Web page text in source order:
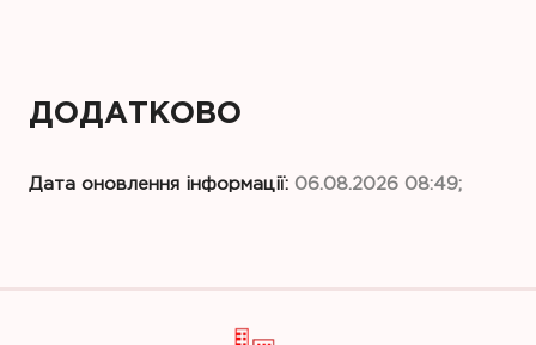
ДОДАТКОВО
Дата оновлення інформації: 06.08.2026 08:49;